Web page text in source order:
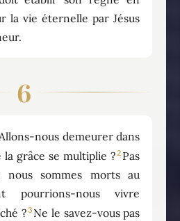
la vie éternelle par Jésus
6
nous demeurer dans
grâce se multiplie ?2 Pas
nous sommes morts au
pourrions-nous vivre
?3 Ne le savez-vous pas